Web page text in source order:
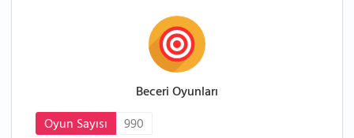
Beceri Oyunları
Oyun Sayısı
990